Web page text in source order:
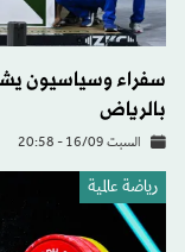
سفراء وسياسيون
بالرياض
السبت 16/09 - 20:58
رياضة عالمية